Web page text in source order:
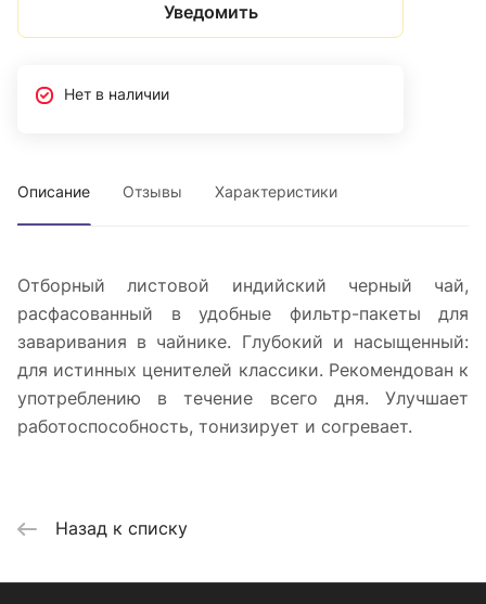
Уведомить
Нет в наличии
Описание Отзывы Характеристики
Отборный листовой индийский черный чай,
расфасованный в удобные фильтр-пакеты для
заваривания в чайнике. Глубокий и насыщенный:
для истинных ценителей классики. Рекомендован к
употреблению в течение всего дня. Улучшает
работоспособность, тонизирует и согревает.
Назад к списку